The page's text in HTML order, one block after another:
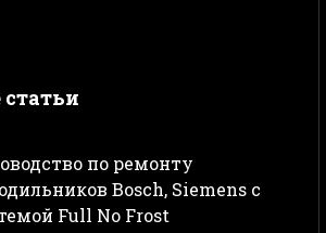
по ремонту
Bosch, Siemens с
Full No Frost